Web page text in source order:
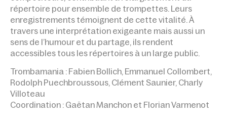
répertoire pour ensemble de trompettes. Leurs
enregistrements témoignent de cette vitalité. À
travers une interprétation exigeante mais aussi un
sens de l’humour et du partage, ils rendent
accessibles tous les répertoires à un large public.
Trombamania : Fabien Bollich, Emmanuel Collombert,
Rodolph Puechbroussous, Clément Saunier, Charly
Villoteau
Coordination : Gaëtan Manchon et Florian Varmenot